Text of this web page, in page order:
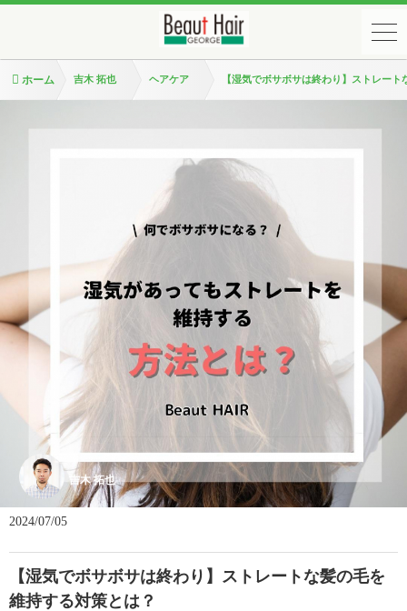
ホーム 吉木 拓也 ヘアケア 【湿気でボサボサは終わり】ストレー
吉木 拓也
2024/07/05
【湿気でボサボサは終わり】ストレートな髪の毛を
維持する対策とは？